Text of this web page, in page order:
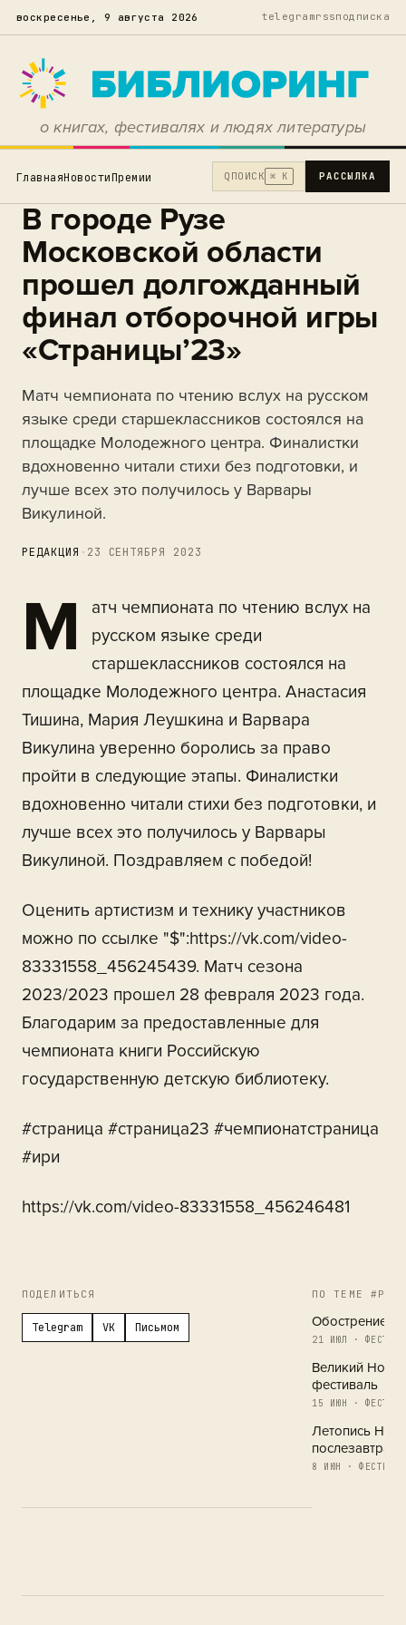
воскресенье, 9 августа 2026 telegramrssподписка
о книгах, фестивалях и людях литературы
ГлавнаяНовостиПремии Q ПОИСК ⌘ K РАССЫЛКА
В городе Рузе
Московской области
прошел долгожданный
финал отборочной игры
«Страницы’23»
Матч чемпионата по чтению вслух на русском
языке среди старшеклассников состоялся на
площадке Молодежного центра. Финалистки
вдохновенно читали стихи без подготовки, и
лучше всех это получилось у Варвары
Викулиной.
РЕДАКЦИЯ · 23 СЕНТЯБРЯ 2023
М
атч чемпионата по чтению вслух на
русском языке среди
старшеклассников состоялся на
площадке Молодежного центра. Анастасия
Тишина, Мария Леушкина и Варвара
Викулина уверенно боролись за право
пройти в следующие этапы. Финалистки
вдохновенно читали стихи без подготовки, и
лучше всех это получилось у Варвары
Викулиной. Поздравляем с победой!
Оценить артистизм и технику участников
можно по ссылке "$":https://vk.com/video-
83331558_456245439. Матч сезона
2023/2023 прошел 28 февраля 2023 года.
Благодарим за предоставленные для
чемпионата книги Российскую
государственную детскую библиотеку.
#страница #страница23 #чемпионатстраница
#ири
https://vk.com/video-83331558_456246481
ПОДЕЛИТЬСЯ
Telegram VK Письмом
ПО ТЕМЕ
Обострение в
21 ИЮЛ ·
Великий
фестиваль
15 ИЮН ·
Летопись
послезавтра
8 ИЮН ·